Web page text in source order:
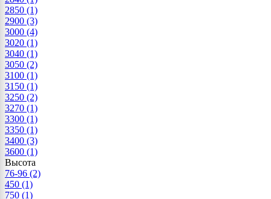
2850 (1)
2900 (3)
3000 (4)
3020 (1)
3040 (1)
3050 (2)
3100 (1)
3150 (1)
3250 (2)
3270 (1)
3300 (1)
3350 (1)
3400 (3)
3600 (1)
Высота
76-96 (2)
450 (1)
750 (1)